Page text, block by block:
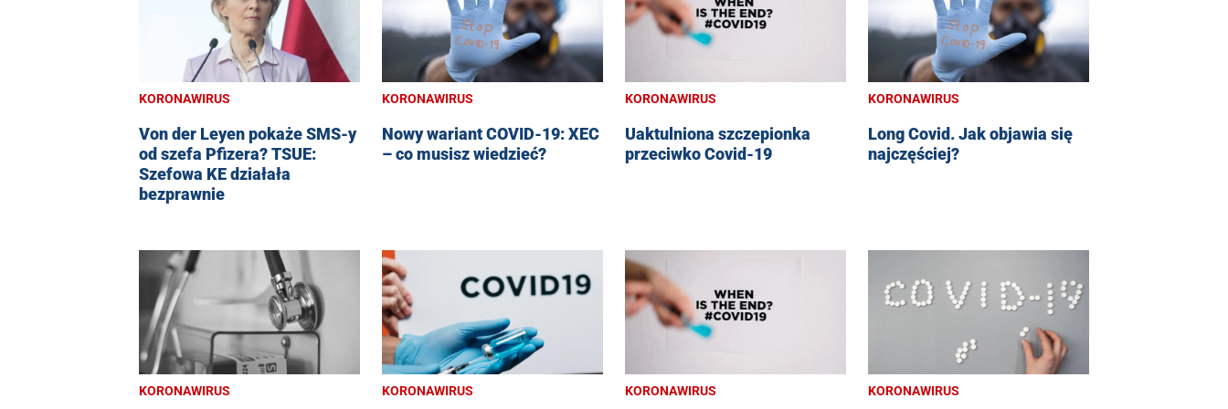
KORONAWIRUS
Von der Leyen pokaże SMS-y
od szefa Pfizera? TSUE:
Szefowa KE działała
bezprawnie
KORONAWIRUS
Nowy wariant COVID-19: XEC
– co musisz wiedzieć?
KORONAWIRUS
Uaktulniona szczepionka
przeciwko Covid-19
KORONAWIRUS
Long Covid. Jak objawia się
najczęściej?
KORONAWIRUS KORONAWIRUS KORONAWIRUS KORONAWIRUS